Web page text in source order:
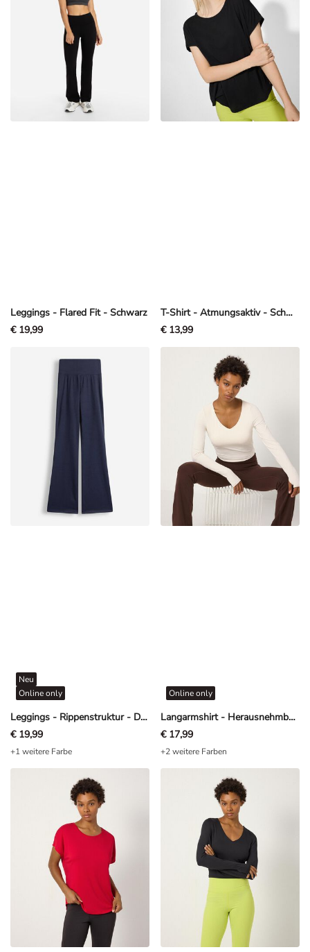
Leggings - Flared Fit - Schwarz
€ 19,99
T-Shirt - Atmungsaktiv - Schwarz
€ 13,99
Leggings - Rippenstruktur - Dunkelblau
Neu
Online only
€ 19,99
+1 weitere Farbe
Langarmshirt - Herausnehmbare Cups - Off-White
Online only
€ 17,99
+2 weitere Farben